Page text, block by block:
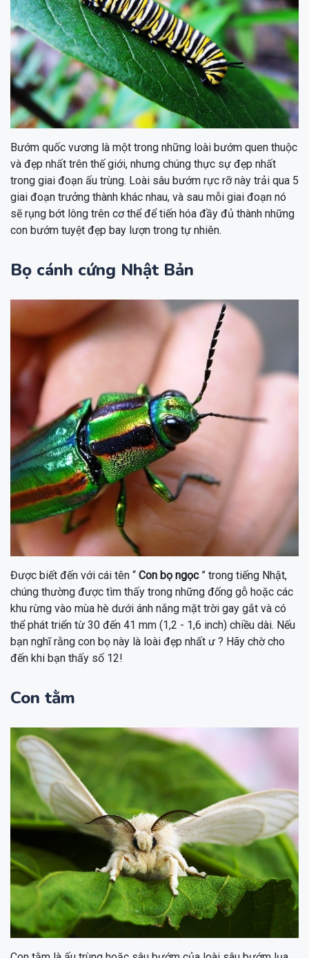
Bướm quốc vương là một trong những loài bướm quen thuộc
và đẹp nhất trên thế giới, nhưng chúng thực sự đẹp nhất
trong giai đoạn ấu trùng. Loài sâu bướm rực rỡ này trải qua 5
giai đoạn trưởng thành khác nhau, và sau mỗi giai đoạn nó
sẽ rụng bớt lông trên cơ thể để tiến hóa đầy đủ thành những
con bướm tuyệt đẹp bay lượn trong tự nhiên.
Bọ cánh cứng Nhật Bản
Được biết đến với cái tên “ Con bọ ngọc” trong tiếng Nhật,
chúng thường được tìm thấy trong những đống gỗ hoặc các
khu rừng vào mùa hè dưới ánh nắng mặt trời gay gắt và có
thể phát triển từ 30 đến 41 mm (1,2 - 1,6 inch) chiều dài. Nếu
bạn nghĩ rằng con bọ này là loài đẹp nhất ư ? Hãy chờ cho
đến khi bạn thấy số 12!
Con tằm